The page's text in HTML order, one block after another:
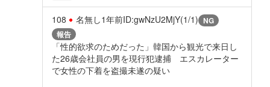
108 名無し1年前ID:gwNzU2MjY(1/1) NG
報告
「性的欲求のためだった」韓国から観光で来日し
た26歳会社員の男を現行犯逮捕 エスカレーター
で女性の下着を盗撮未遂の疑い